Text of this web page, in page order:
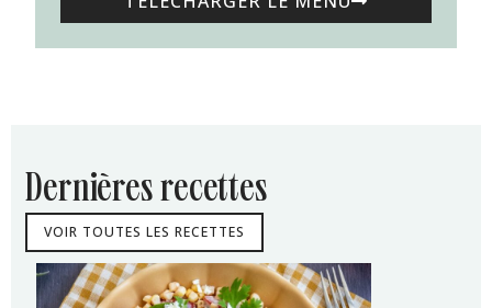
dernières recettes
VOIR TOUTES LES RECETTES